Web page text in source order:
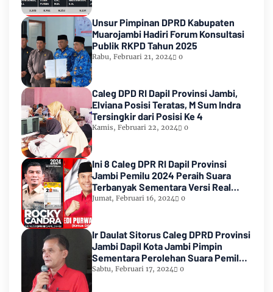
Unsur Pimpinan DPRD Kabupaten
Muarojambi Hadiri Forum Konsultasi
Publik RKPD Tahun 2025
Rabu, Februari 21, 2024 0
Caleg DPD RI Dapil Provinsi Jambi,
Elviana Posisi Teratas, M Sum Indra
Tersingkir dari Posisi Ke 4
Kamis, Februari 22, 2024 0
Ini 8 Caleg DPR RI Dapil Provinsi
Jambi Pemilu 2024 Peraih Suara
Terbanyak Sementara Versi Real
Count KPU RI
Jumat, Februari 16, 2024 0
Ir Daulat Sitorus Caleg DPRD Provinsi
Jambi Dapil Kota Jambi Pimpin
Sementara Perolehan Suara Pemilu
2024
Sabtu, Februari 17, 2024 0